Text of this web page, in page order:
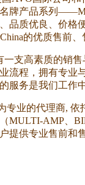
牌产品系列
品质优良、价格
的优质售前
支高素质的销售
流程，拥有专业
服务是我们工作
业的代理商, 依
MULTI-AMP、
提供专业售前和